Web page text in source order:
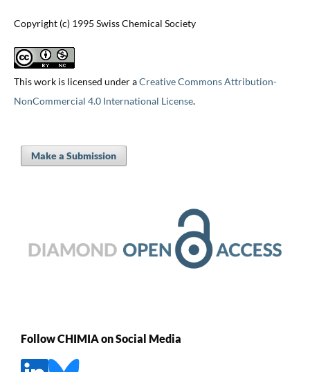
Copyright (c) 1995 Swiss Chemical Society
This work is licensed under aCreative Commons Attribution-
NonCommercial 4.0 International License.
Make a Submission
Follow CHIMIA on Social Media